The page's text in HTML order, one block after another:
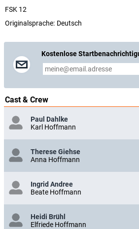
FSK 12
Originalsprache: Deutsch
Kostenlose
Cast & Crew
Paul Dahlke
Karl Hoffmann
Therese Giehse
Anna Hoffmann
Ingrid Andree
Beate Hoffmann
Heidi Brühl
Elfriede Hoffmann